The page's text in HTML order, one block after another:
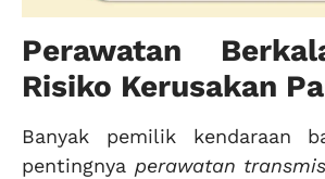
Perawatan
Risiko Kerusakan
Banyak pemilik kendaraan
pentingnya perawatan